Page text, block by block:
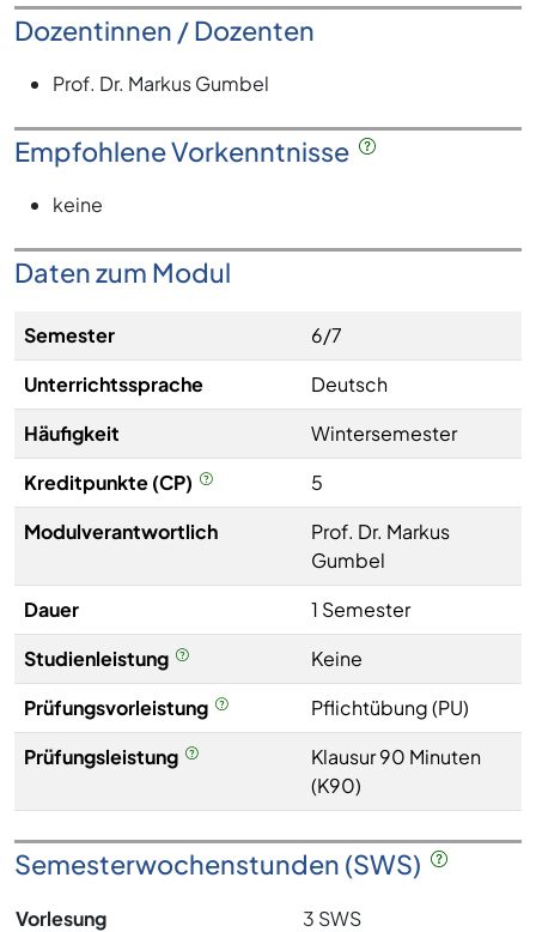
Dozentinnen / Dozenten
Prof. Dr. Markus Gumbel
Empfohlene Vorkenntnisse
keine
Daten zum Modul
Semester
6/7
Unterrichtssprache
Deutsch
Häufigkeit
Wintersemester
Kreditpunkte (CP)
5
Modulverantwortlich
Prof. Dr. Markus
Gumbel
Dauer
1 Semester
Studienleistung
Keine
Prüfungsvorleistung
Pflichtübung (PU)
Prüfungsleistung
Klausur 90 Minuten
(K90)
Semesterwochenstunden (SWS)
Vorlesung 3 SWS